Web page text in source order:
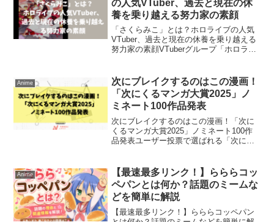
の人気VTuber、過去と現在の休
養を乗り越える努力家の素顔
「さくらみこ」とは？ホロライブの人気
VTuber、過去と現在の休養を乗り越える
努力家の素顔VTuberグループ「ホロライ
し、ファンや後輩ホロメンから多くの温
かいメ...
Anime
次にブレイクするのはこの漫画！
「次にくるマンガ大賞2025」ノ
ミネート100作品発表
次にブレイクするのはこの漫画！「次に
くるマンガ大賞2025」ノミネート100作
品発表ユーザー投票で選ばれる「次にく
9432作品がエントリーされ、話題の『魔
男のイチ...
Anime
【最速最多リンク！】らららコッ
ペパンとは何か？話題のミームな
どを簡単に解説
【最速最多リンク！】らららコッペパン